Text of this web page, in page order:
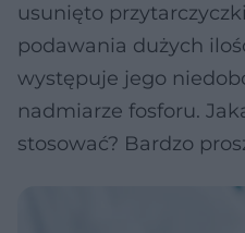
usunięto
podawania dużych
występuje jego
nadmiarze fosforu.
stosować? Bardzo